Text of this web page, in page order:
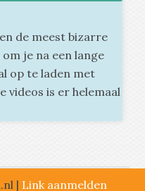
de meest bizarre
je na een lange
op te laden met
videos is er helemaal
| Link aanmelden